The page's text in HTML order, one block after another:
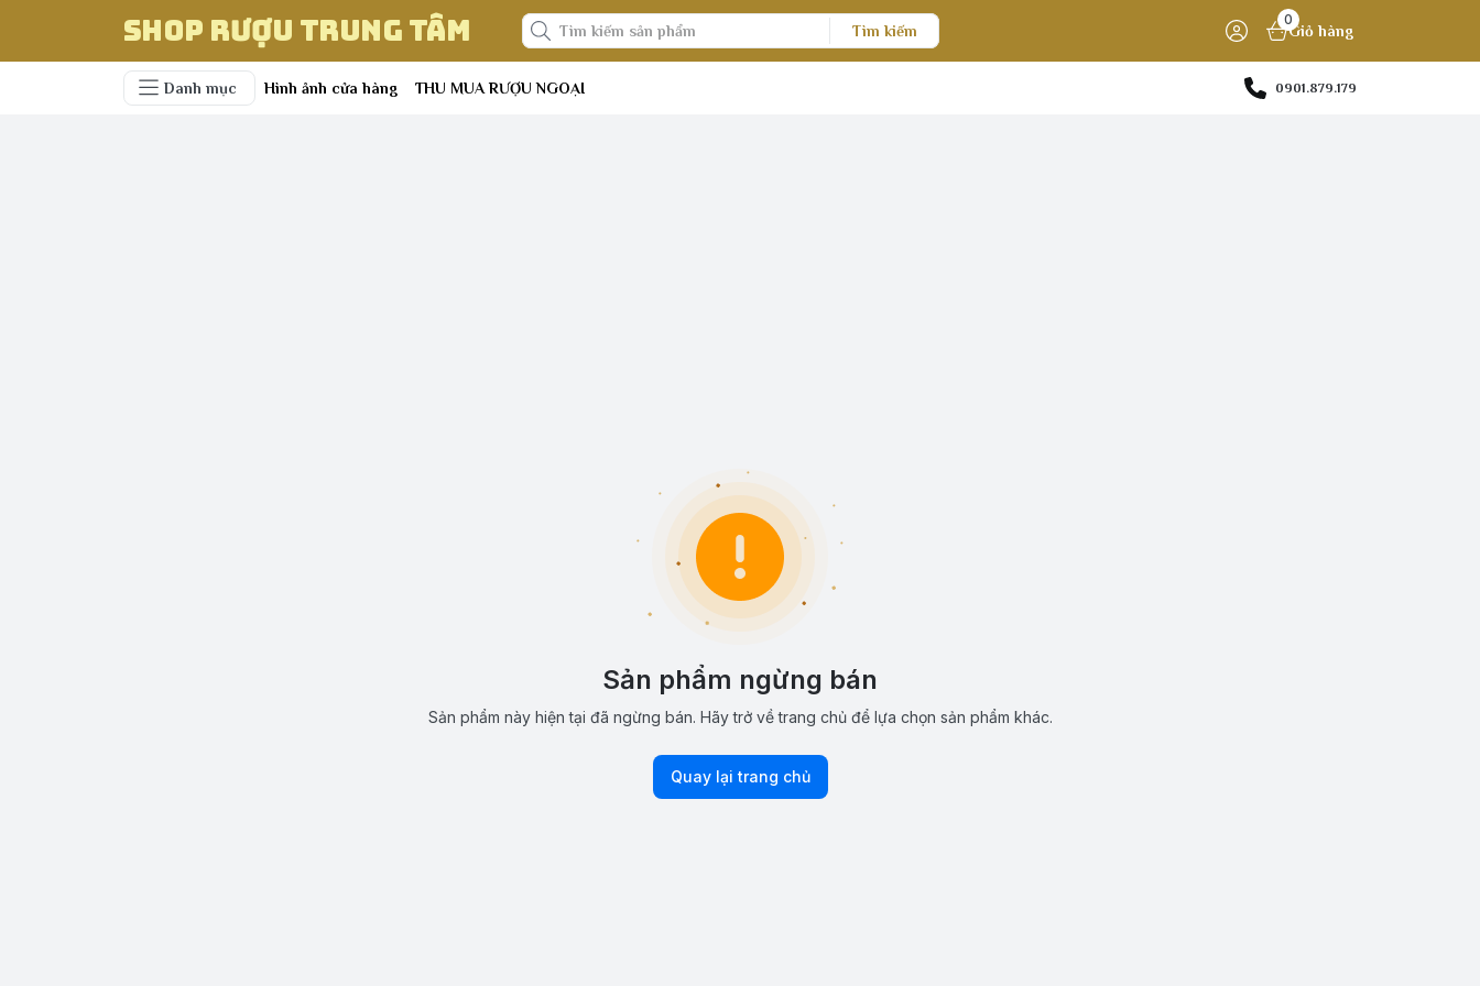
Shop Rượu Trung Tâm Tìm kiếm
0
Giỏ hàng
Danh mục Hình ảnh cửa hàng THU MUA RƯỢU NGOẠI 0901.879.179
Sản phẩm ngừng bán
Sản phẩm này hiện tại đã ngừng bán. Hãy trở về trang chủ để lựa chọn sản phẩm khác.
Quay lại trang chủ